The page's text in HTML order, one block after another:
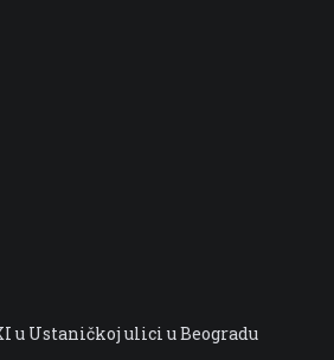
u Ustaničkoj ulici u Beogradu